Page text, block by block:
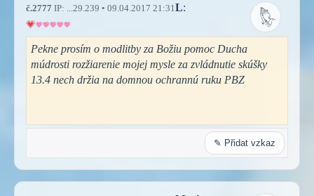
č.2777 IP: ...29.239 • 09.04.2017 21:31 L:
Pekne prosím o modlitby za Božiu pomoc Ducha
múdrosti rozžiarenie mojej mysle za zvládnutie skúšky
13.4 nech držia na domnou ochrannú ruku PBZ
✎ Přidat vzkaz